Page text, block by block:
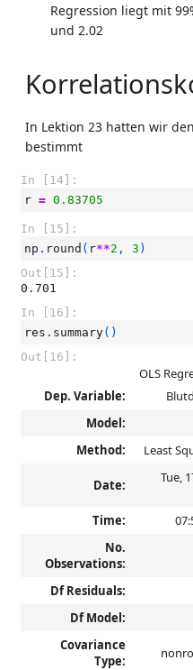
Regression liegt mit
und 2.02
In Lektion 23 hatten wir
bestimmt
In [14]:
r = 0.83705
In [15]:
np . round ( r**2 , 3 )
Out[15]:
0.701
In [16]:
res . summary()
Out[16]:
OLS
Dep. Variable:
Model:
Method:
Least
Date:
Tue,
Time:
No.
Observations:
Df Residuals:
Df Model:
Covariance
Type: